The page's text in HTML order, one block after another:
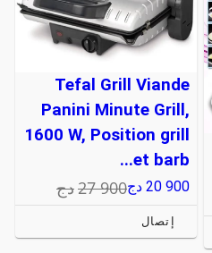
Tefal Grill Viande
Panini Minute Grill,
1600 W, Position grill
et barb...
20 900 دج27 900دج
إتصال